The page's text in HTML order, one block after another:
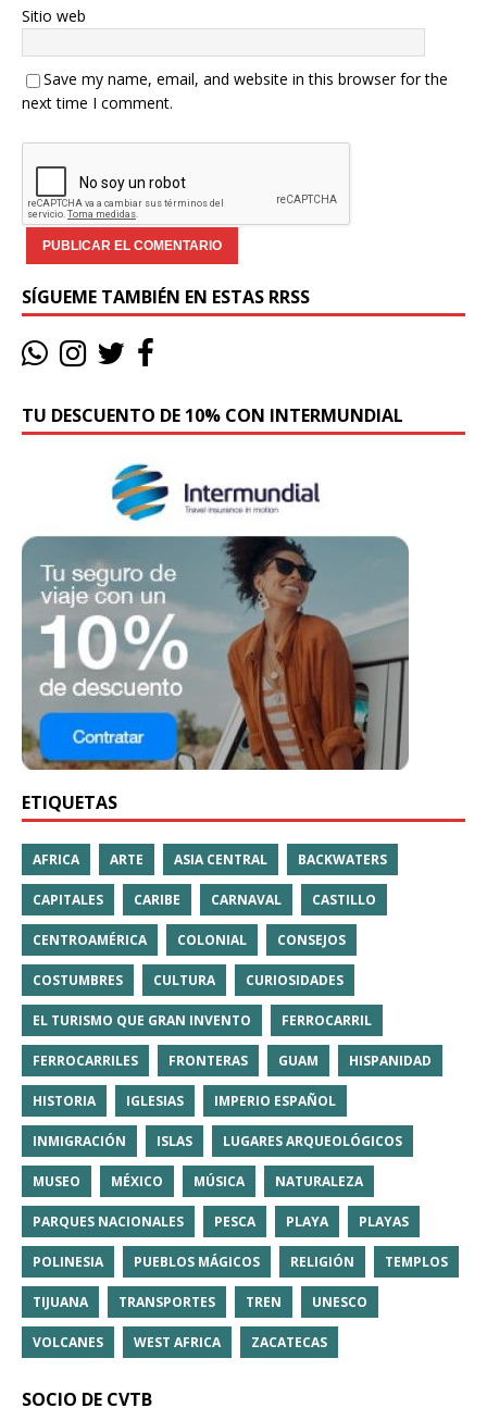
Sitio web
Save my name, email, and website in this browser for the
next time I comment.
SÍGUEME TAMBIÉN EN ESTAS RRSS
TU DESCUENTO DE 10% CON INTERMUNDIAL
ETIQUETAS
AFRICA ARTE ASIA CENTRAL BACKWATERS
CAPITALES CARIBE CARNAVAL CASTILLO
CENTROAMÉRICA COLONIAL CONSEJOS
COSTUMBRES CULTURA CURIOSIDADES
EL TURISMO QUE GRAN INVENTO FERROCARRIL
FERROCARRILES FRONTERAS GUAM HISPANIDAD
HISTORIA IGLESIAS IMPERIO ESPAÑOL
INMIGRACIÓN ISLAS LUGARES ARQUEOLÓGICOS
MUSEO MÉXICO MÚSICA NATURALEZA
PARQUES NACIONALES PESCA PLAYA PLAYAS
POLINESIA PUEBLOS MÁGICOS RELIGIÓN TEMPLOS
TIJUANA TRANSPORTES TREN UNESCO
VOLCANES WEST AFRICA ZACATECAS
SOCIO DE CVTB